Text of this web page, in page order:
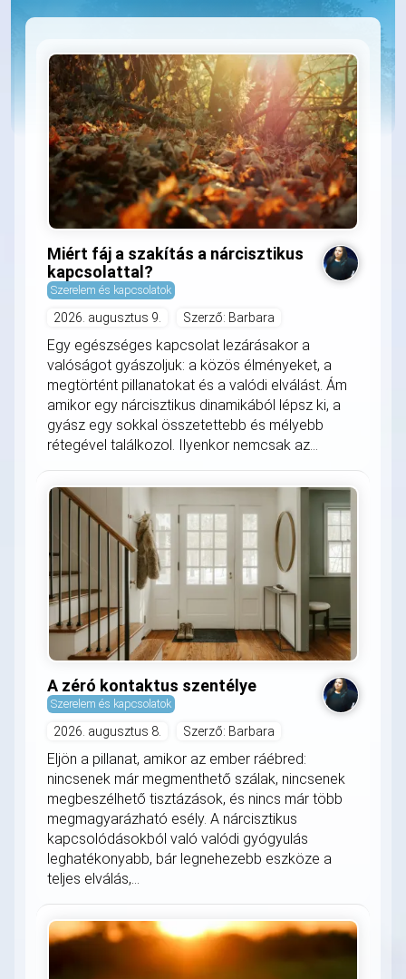
Miért fáj a szakítás a nárcisztikus
kapcsolattal?
Szerelem és kapcsolatok
2026. augusztus 9. Szerző: Barbara
Egy egészséges kapcsolat lezárásakor a
valóságot gyászoljuk: a közös élményeket, a
megtörtént pillanatokat és a valódi elválást. Ám
amikor egy nárcisztikus dinamikából lépsz ki, a
gyász egy sokkal összetettebb és mélyebb
rétegével találkozol. Ilyenkor nemcsak az...
A zéró kontaktus szentélye
Szerelem és kapcsolatok
2026. augusztus 8. Szerző: Barbara
Eljön a pillanat, amikor az ember ráébred:
nincsenek már megmenthető szálak, nincsenek
megbeszélhető tisztázások, és nincs már több
megmagyarázható esély. A nárcisztikus
kapcsolódásokból való valódi gyógyulás
leghatékonyabb, bár legnehezebb eszköze a
teljes elválás,...